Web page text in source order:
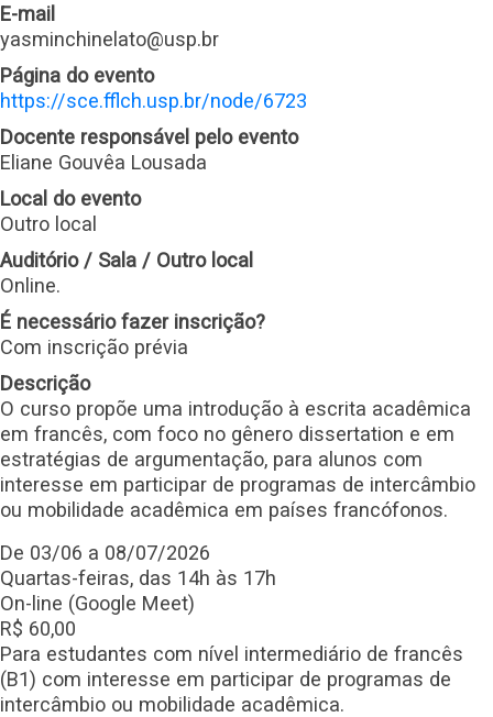
E-mail
yasminchinelato@usp.br
Página do evento
https://sce.fflch.usp.br/node/6723
Docente responsável pelo evento
Eliane Gouvêa Lousada
Local do evento
Outro local
Auditório / Sala / Outro local
Online.
É necessário fazer inscrição?
Com inscrição prévia
Descrição
O curso propõe uma introdução à escrita acadêmica
em francês, com foco no gênero dissertation e em
estratégias de argumentação, para alunos com
interesse em participar de programas de intercâmbio
ou mobilidade acadêmica em países francófonos.
De 03/06 a 08/07/2026
Quartas-feiras, das 14h às 17h
On-line (Google Meet)
R$ 60,00
Para estudantes com nível intermediário de francês
(B1) com interesse em participar de programas de
intercâmbio ou mobilidade acadêmica.